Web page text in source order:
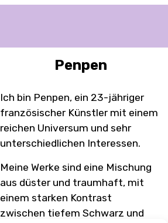
Penpen
Ich bin Penpen, ein 23-jähriger
französischer Künstler mit einem
reichen Universum und sehr
unterschiedlichen Interessen.
Meine Werke sind eine Mischung
aus düster und traumhaft, mit
einem starken Kontrast
zwischen tiefem Schwarz und